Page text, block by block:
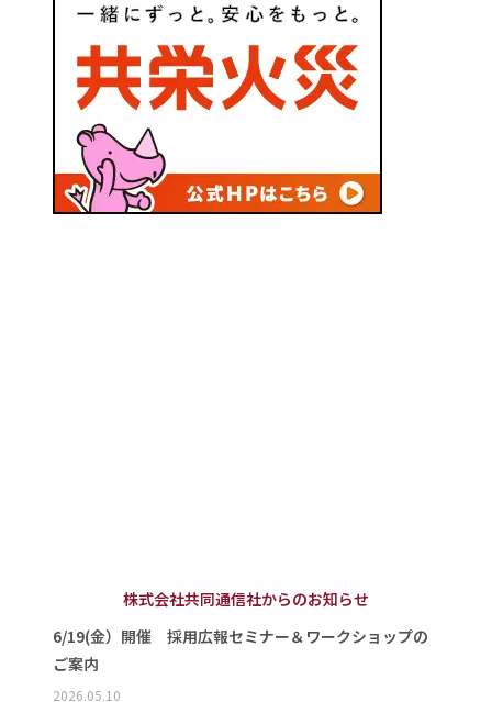
株式会社共同通信社からのお知らせ
6/19(金）開催 採用広報セミナー＆ワークショップの
ご案内
2026.05.10